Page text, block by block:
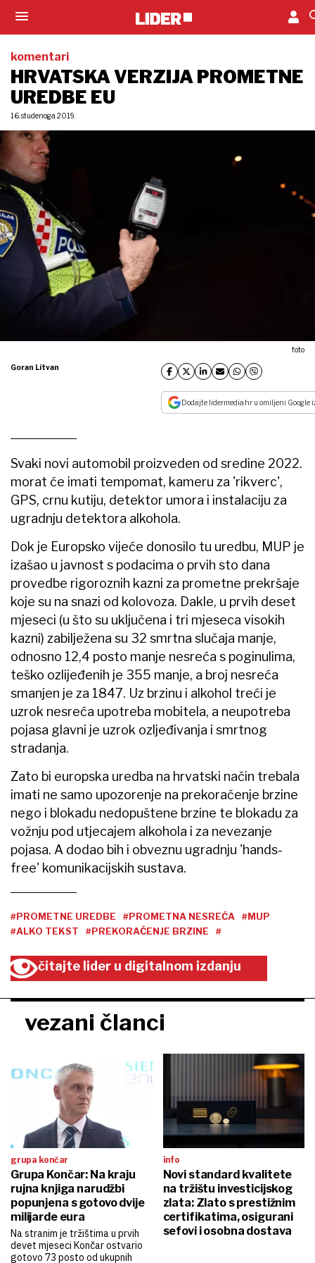
komentari
HRVATSKA VERZIJA PROMETNE
UREDBE EU
16. studenoga 2019.
foto
Goran Litvan
Dodajte lidermedia.hr u omiljeni Google
Svaki novi automobil proizveden od sredine 2022.
morat će imati tempomat, kameru za 'rikverc',
GPS, crnu kutiju, detektor umora i instalaciju za
ugradnju detektora alkohola.
Dok je Europsko vijeće donosilo tu uredbu, MUP je
izašao u javnost s podacima o prvih sto dana
provedbe rigoroznih kazni za prometne prekršaje
koje su na snazi od kolovoza. Dakle, u prvih deset
mjeseci (u što su uključena i tri mjeseca visokih
kazni) zabilježena su 32 smrtna slučaja manje,
odnosno 12,4 posto manje nesreća s poginulima,
teško ozlijeđenih je 355 manje, a broj nesreća
smanjen je za 1847. Uz brzinu i alkohol treći je
uzrok nesreća upotreba mobitela, a neupotreba
pojasa glavni je uzrok ozljeđivanja i smrtnog
stradanja.
Zato bi europska uredba na hrvatski način trebala
imati ne samo upozorenje na prekoračenje brzine
nego i blokadu nedopuštene brzine te blokadu za
vožnju pod utjecajem alkohola i za nevezanje
pojasa. A dodao bih i obveznu ugradnju 'hands-
free' komunikacijskih sustava.
#PROMETNE UREDBE #PROMETNA NESREĆA
#MUP
#ALKO TEKST
#PREKORAČENJE BRZINE #
čitajte lider u digitalnom izdanju
vezani članci
grupa končar
Grupa Končar: Na kraju
rujna knjiga narudžbi
popunjena s gotovo dvije
milijarde eura
Na stranim je tržištima u prvih
devet mjeseci Končar ostvario
gotovo 73 posto od ukupnih
info
Novi standard kvalitete
na tržištu investicijskog
zlata: Zlato s prestižnim
certifikatima, osigurani
sefovi i osobna dostava